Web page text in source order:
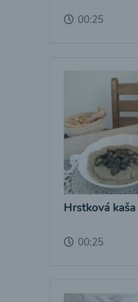
00:25
Hrstková kaša
00:25